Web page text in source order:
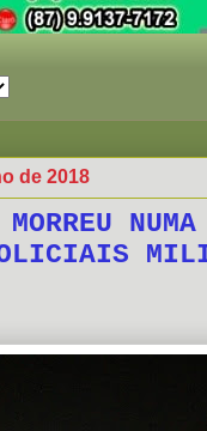
de 2018